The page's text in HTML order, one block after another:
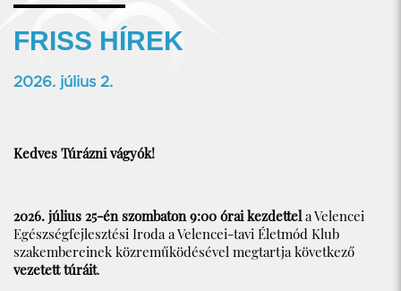
FRISS HÍREK
2026. július 2.
Kedves Túrázni vágyók!
2026. július 25-én szombaton 9:00 órai kezdettela Velencei
Egészségfejlesztési Iroda a Velencei-tavi Életmód Klub
szakembereinek közreműködésével megtartja következő
vezetett túráit.